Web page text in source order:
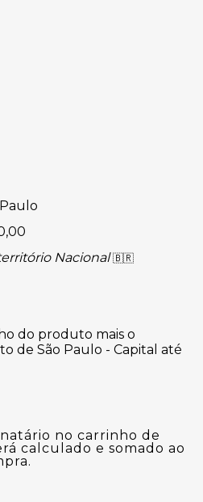
Nacional🇧🇷
do produto mais o
de São Paulo - Capital até
no carrinho de
calculado e somado ao